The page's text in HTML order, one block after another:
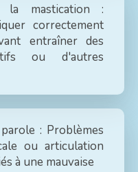
mastication :
correctement
entraîner des
ou d'autres
: Problèmes
ou articulation
à une mauvaise